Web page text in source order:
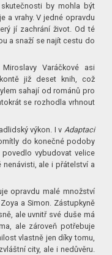
by mohla být
a vrahy. V jedné opravdu
jí zachrání život. Od té
a snaží se najít cestu do
Varáčkové asi
již deset knih, což
sahají od románů pro
se rozhodla vrhnout
výkon. I v Adaptaci
do konečné podoby
vybudovat velice
ale i přátelství a
opravdu malé množství
a Simon. Zástupkyně
ale uvnitř své duše má
ale zároveň potřebuje
vlastně jen díky tomu,
city, ale i nedůvěru.